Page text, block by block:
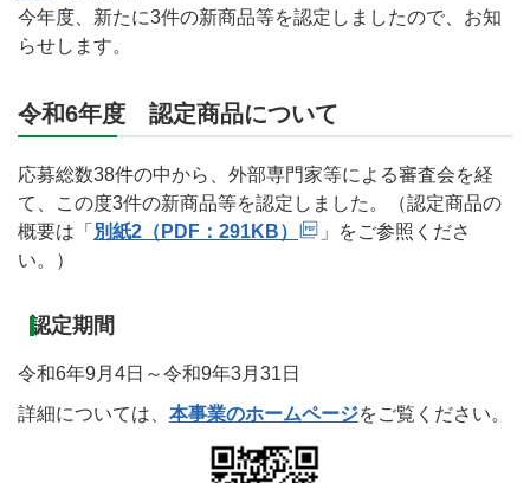
今年度、新たに3件の新商品等を認定しましたので、お知
らせします。
令和6年度 認定商品について
応募総数38件の中から、外部専門家等による審査会を経
て、この度3件の新商品等を認定しました。（認定商品の
概要は「 別紙2（PDF：291KB）
」をご参照くださ
い。）
認定期間
令和6年9月4日～令和9年3月31日
詳細については、 本事業のホームページをご覧ください。